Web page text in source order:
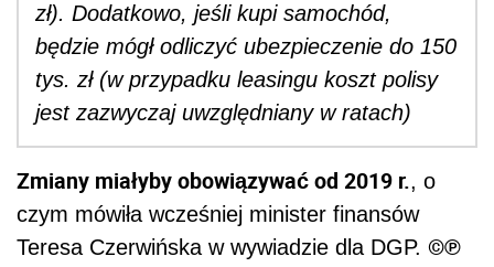
zł). Dodatkowo, jeśli kupi samochód,
będzie mógł odliczyć ubezpieczenie do 150
tys. zł (w przypadku leasingu koszt polisy
jest zazwyczaj uwzględniany w ratach)
Zmiany miałyby obowiązywać od 2019 r., o
czym mówiła wcześniej minister finansów
Teresa Czerwińska w wywiadzie dla DGP. ©℗